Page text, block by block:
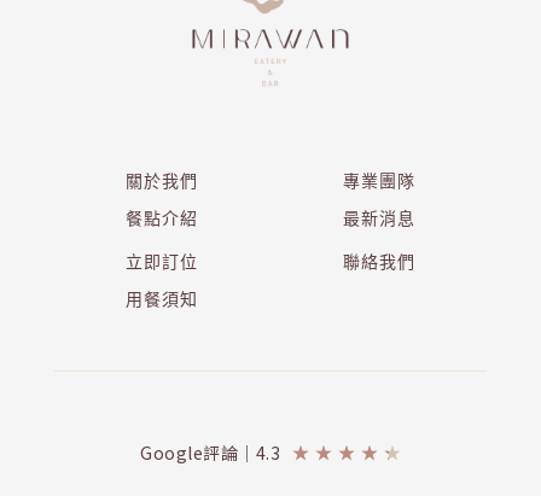
關於我們
餐點介紹
專業團隊
最新消息
立即訂位
用餐須知
聯絡我們
Google評論｜4.3 ★ ★ ★ ★ ★